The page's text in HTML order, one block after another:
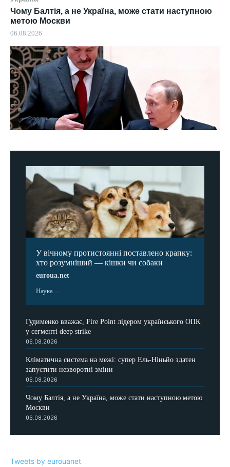
Чому Балтія, а не Україна, може стати наступною
метою Москви
06.08.2026
У вічному протистоянні поставлено крапку:
хто розумніший — кішки чи собаки
euroua.net
Наука ...
Гудименко вважає, Fire Point лідером українського ОПК
у сегменті deep strike
06.08.2026
Кліматична система на межі: супер Ель-Ніньйо здатен
запустити незворотні зміни
06.08.2026
Чому Балтія, а не Україна, може стати наступною метою
Москви
06.08.2026
Tweets by eurouanet